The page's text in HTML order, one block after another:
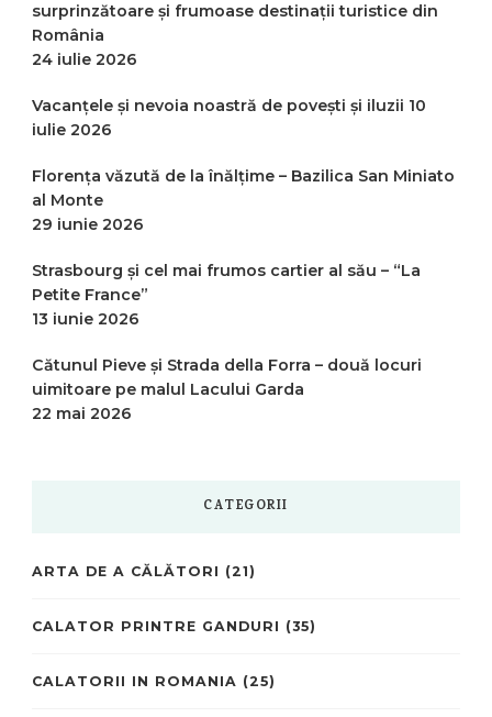
surprinzătoare și frumoase destinații turistice din
România
24 iulie 2026
Vacanțele și nevoia noastră de povești și iluzii 10
iulie 2026
Florența văzută de la înălțime – Bazilica San Miniato
al Monte
29 iunie 2026
Strasbourg și cel mai frumos cartier al său – “La
Petite France”
13 iunie 2026
Cătunul Pieve și Strada della Forra – două locuri
uimitoare pe malul Lacului Garda
22 mai 2026
CATEGORII
ARTA DE A CĂLĂTORI (21)
CALATOR PRINTRE GANDURI (35)
CALATORII IN ROMANIA (25)